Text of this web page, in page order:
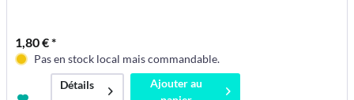
1,80 € *
Pas en stock local mais commandable.
Détails
Ajouter au